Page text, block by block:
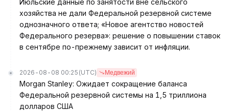
Июльские данные по занятости вне сельского
хозяйства не дали Федеральной резервной системе
однозначного ответа; «Новое агентство новостей
Федерального резерва»: решение о повышении ставок
в сентябре по-прежнему зависит от инфляции.
2026-08-08 00:25 (UTC) Медвежий
Morgan Stanley: Ожидает сокращение баланса
Федеральной резервной системы на 1,5 триллиона
долларов США